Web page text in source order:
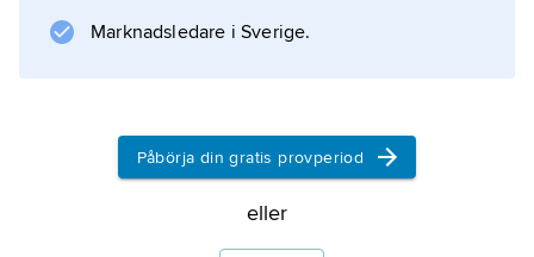
Marknadsledare i Sverige.
Påbörja din gratis provperiod
eller